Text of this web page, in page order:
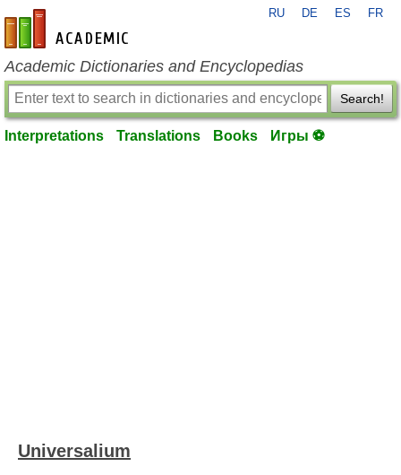
en-academic.com
RU DE ES FR
Academic Dictionaries and Encyclopedias
Search!
Interpretations Translations Books Игры ⚽
Universalium